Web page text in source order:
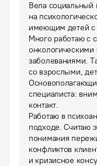
Вела социальный
на
имеющим детей с
Много работаю с
онкологическими
заболеваниями.
со взрослыми,
специалиста:
контакт.
Работаю в
подходе. Считаю
понимания
конфликтов
и кризисное